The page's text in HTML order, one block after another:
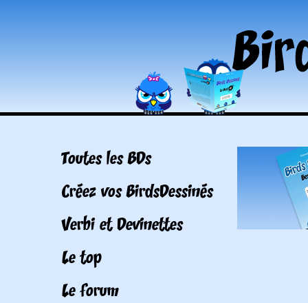
Toutes les BDs
Créez vos BirdsDessinés
Verbi et Devinettes
Le top
Le forum